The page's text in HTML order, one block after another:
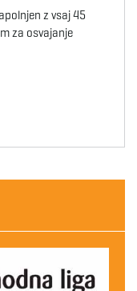
z vsaj 45
za osvajanje